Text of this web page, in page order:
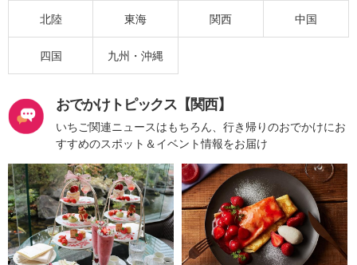
北陸 東海 関西 中国
四国 九州・沖縄
おでかけトピックス【関西】
いちご関連ニュースはもちろん、行き帰りのおでかけにお
すすめのスポット＆イベント情報をお届け